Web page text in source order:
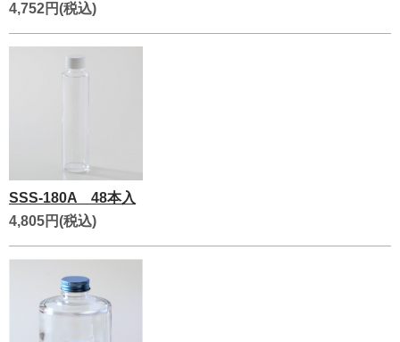
4,752円(税込)
SSS-180A 48本入
4,805円(税込)